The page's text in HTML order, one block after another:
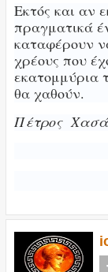
Εκτός και αν
πραγματικά
καταφέρουν
χρέους που
εκατομμύρια
θα χαθούν.
Πέτρος